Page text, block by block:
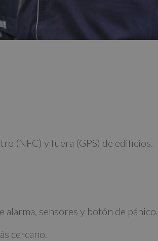
(NFC) y fuera (GPS) de edificios.
alarma, sensores y botón de pánico.
cercano.